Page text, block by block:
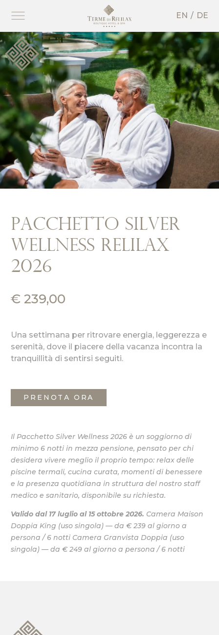
EN DE
Pacchetto Silver
Wellness Relilax
2026
€ 239,00
Una settimana per ritrovare energia, leggerezza e
serenità, dove il piacere della vacanza incontra la
tranquillità di sentirsi seguiti.
PRENOTA ORA
Il Pacchetto Silver Wellness 2026 è un soggiorno di
minimo 6 notti in mezza pensione, pensato per chi
desidera vivere meglio il proprio tempo: relax delle
piscine termali, cucina curata, momenti di benessere
e la presenza quotidiana in struttura del nostro staff
medico e sanitario, disponibile su richiesta.
Valido dal 17 luglio al 15 ottobre 2026. Camera Maison
Doppia King (uso singola) — da € 239 al giorno a
persona / 6 notti Camera Granvista Doppia (uso
singola) — da € 249 al giorno a persona / 6 notti